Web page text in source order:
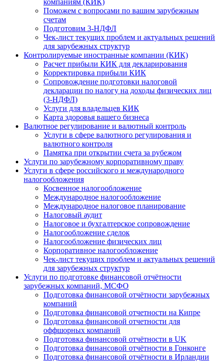
компаниям (КИК)
Поможем с вопросами по вашим зарубежным
счетам
Подготовим 3-НДФЛ
Чек-лист текущих проблем и актуальных решений
для зарубежных структур
Контролируемые иностранные компании (КИК)
Расчет прибыли КИК для декларирования
Корректировка прибыли КИК
Сопровождение подготовки налоговой
декларации по налогу на доходы физических лиц
(3-НДФЛ)
Услуги для владельцев КИК
Карта здоровья вашего бизнеса
Валютное регулирование и валютный контроль
Услуги в сфере валютного регулирования и
валютного контроля
Памятка при открытии счета за рубежом
Услуги по зарубежному корпоративному праву
Услуги в сфере российского и международного
налогообложения
Косвенное налогообложение
Международное налогообложение
Международное налоговое планирование
Налоговый аудит
Налоговое и бухгалтерское сопровождение
Налогообложение сделок
Налогообложение физических лиц
Корпоративное налогообложение
Чек-лист текущих проблем и актуальных решений
для зарубежных структур
Услуги по подготовке финансовой отчётности
зарубежных компаний, МСФО
Подготовка финансовой отчётности зарубежных
компаний
Подготовка финансовой отчетности на Кипре
Подготовка финансовой отчетности для
оффшорных компаний
Подготовка финансовой отчётности в UK
Подготовка финансовой отчётности в Гонконге
Подготовка финансовой отчётности в Ирландии